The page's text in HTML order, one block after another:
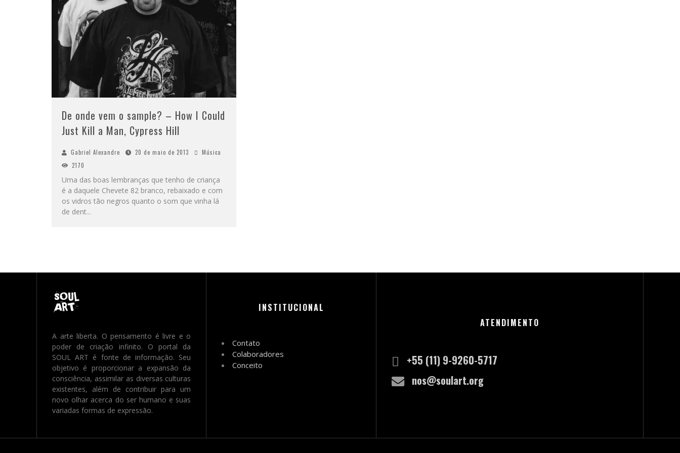
De onde vem o sample? – How I Could
Just Kill a Man, Cypress Hill
Gabriel Alexandre 20 de maio de 2013
Música
2170
Uma das boas lembranças que tenho de criança
é a daquele Chevete 82 branco, rebaixado e com
os vidros tão negros quanto o som que vinha lá
de dent...
A arte liberta. O pensamento é livre e o
poder de criação infinito. O portal da
SOUL ART é fonte de informação. Seu
objetivo é proporcionar a expansão da
consciência, assimilar as diversas culturas
existentes, além de contribuir para um
novo olhar acerca do ser humano e suas
variadas formas de expressão.
INSTITUCIONAL
Contato
Colaboradores
Conceito
ATENDIMENTO
+55 (11) 9-9260-5717
nos@soulart.org